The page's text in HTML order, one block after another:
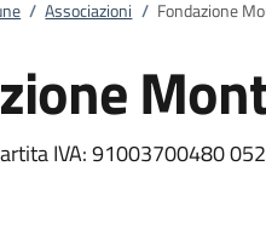
/ Associazioni / Fondazione
IVA: 91003700480